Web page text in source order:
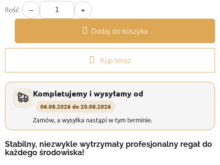
Ilość − +
Dodaj do koszyka
Kup teraz
Kompletujemy i wysyłamy od
06.08.2026 do 20.08.2026
Zamów, a wysyłka nastąpi w tym terminie.
Stabilny, niezwykle wytrzymały profesjonalny regał do
każdego środowiska!